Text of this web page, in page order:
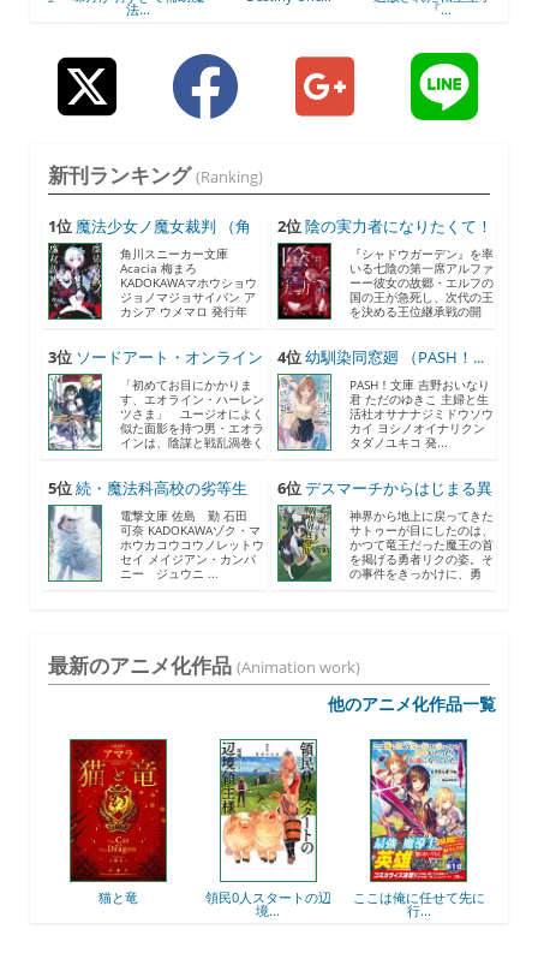
法... 『...
新刊ランキング (Ranking)
1位 魔法少女ノ魔女裁判 （角
川...
角川スニーカー文庫
Acacia 梅まろ
KADOKAWAマホウショウ
ジョノマジョサイバン ア
カシア ウメマロ 発行年
2位陰の実力者になりたくて！
...
『シャドウガーデン』を率
いる七陰の第一席アルファ
ーー彼女の故郷・エルフの
国の王が急死し、次代の王
を決める王位継承戦の開
3位 ソードアート・オンライン
2...
「初めてお目にかかりま
す、エオライン・ハーレン
ツさま」 ユージオによく
似た面影を持つ男・エオラ
インは、陰謀と戦乱渦巻く
4位幼馴染同窓廻 （PASH！...
PASH！文庫 吉野おいなり
君 ただのゆきこ 主婦と生
活社オサナナジミドウソウ
カイ ヨシノオイナリクン
タダノユキコ 発...
5位続・魔法科高校の劣等生
メ...
電撃文庫 佐島 勤 石田
可奈 KADOKAWAゾク・マ
ホウカコウコウノレットウ
セイ メイジアン・カンパ
ニー ジュウニ ...
6位デスマーチからはじまる異
世...
神界から地上に戻ってきた
サトゥーが目にしたのは、
かつて竜王だった魔王の首
を掲げる勇者リクの姿。そ
の事件をきっかけに、勇
最新のアニメ化作品 (Animation work)
他のアニメ化作品一覧
猫と竜 領民0人スタートの辺
境...
ここは俺に任せて先に
行...